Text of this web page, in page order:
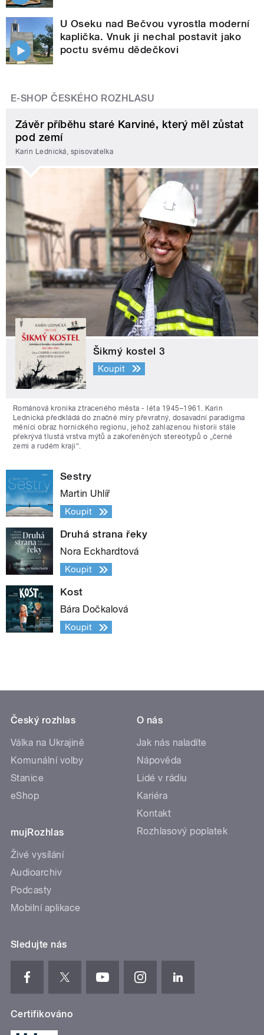
U Oseku nad Bečvou vyrostla moderní
kaplička. Vnuk ji nechal postavit jako
poctu svému dědečkovi
E-SHOP ČESKÉHO ROZHLASU
Závěr příběhu staré Karviné, který měl zůstat
pod zemí
Karin Lednická, spisovatelka
Šikmý kostel 3
Koupit
Románová kronika ztraceného města - léta 1945–1961. Karin
Lednická předkládá do značné míry převratný, dosavadní paradigma
měnící obraz hornického regionu, jehož zahlazenou historii stále
překrývá tlustá vrstva mýtů a zakořeněných stereotypů o „černé
zemi a rudém kraji“.
Sestry
Martin Uhlíř
Koupit
Druhá strana řeky
Nora Eckhardtová
Koupit
Kost
Bára Dočkalová
Koupit
Český rozhlas
Válka na Ukrajině
Komunální volby
Stanice
eShop
mujRozhlas
Živé vysílání
Audioarchiv
Podcasty
Mobilní aplikace
O nás
Jak nás naladíte
Nápověda
Lidé v rádiu
Kariéra
Kontakt
Rozhlasový poplatek
Sledujte nás
Certifikováno